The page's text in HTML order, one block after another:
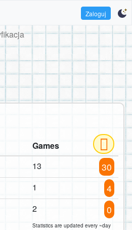
Zaloguj
Games
13 30
1 4
2 0
Statistics are updated every ~day